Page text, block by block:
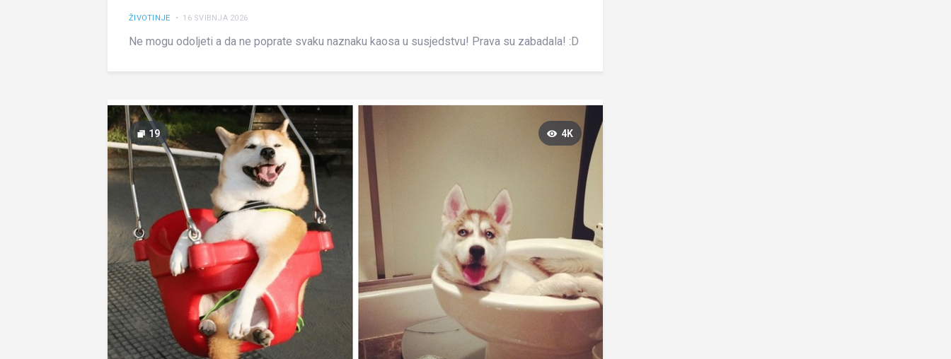
ŽIVOTINJE • 16 SVIBNJA 2026
Ne mogu odoljeti a da ne poprate svaku naznaku kaosa u susjedstvu! Prava su zabadala! :D
19 4K